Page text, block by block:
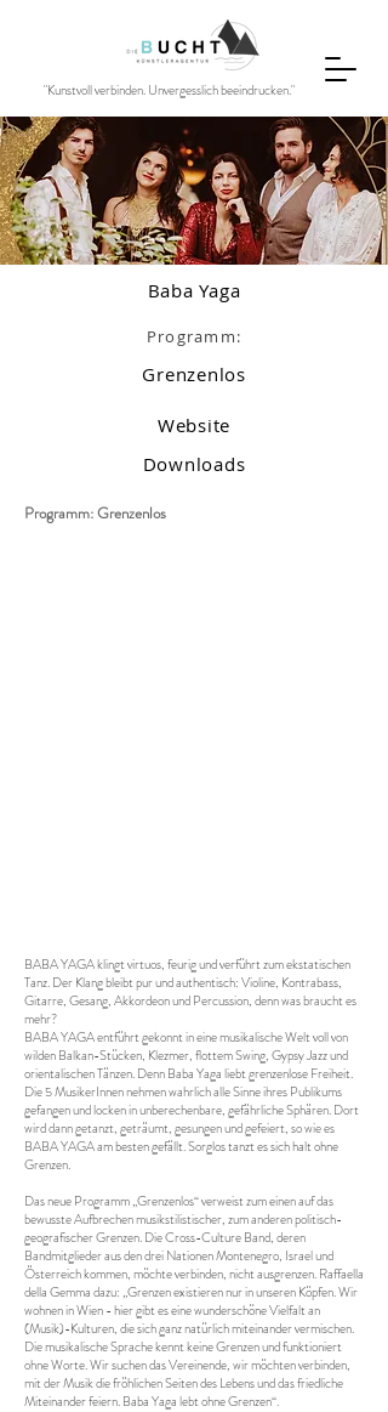
"Kunstvoll verbinden. Unvergesslich beeindrucken."
Baba Yaga
Programm:
Grenzenlos
Website
Downloads
Programm: Grenzenlos
BABA YAGA klingt virtuos, feurig und verführt zum ekstatischen
Tanz. Der Klang bleibt pur und authentisch: Violine, Kontrabass,
Gitarre, Gesang, Akkordeon und Percussion, denn was braucht es
mehr?
BABA YAGA entführt gekonnt in eine musikalische Welt voll von
wilden Balkan-Stücken, Klezmer, flottem Swing, Gypsy Jazz und
orientalischen Tänzen. Denn Baba Yaga liebt grenzenlose Freiheit.
Die 5 MusikerInnen nehmen wahrlich alle Sinne ihres Publikums
gefangen und locken in unberechenbare, gefährliche Sphären. Dort
wird dann getanzt, geträumt, gesungen und gefeiert, so wie es
BABA YAGA am besten gefällt. Sorglos tanzt es sich halt ohne
Grenzen.
Das neue Programm „Grenzenlos“ verweist zum einen auf das
bewusste Aufbrechen musikstilistischer, zum anderen politisch-
geografischer Grenzen. Die Cross-Culture Band, deren
Bandmitglieder aus den drei Nationen Montenegro, Israel und
Österreich kommen, möchte verbinden, nicht ausgrenzen. Raffaella
della Gemma dazu: „Grenzen existieren nur in unseren Köpfen. Wir
wohnen in Wien - hier gibt es eine wunderschöne Vielfalt an
(Musik)-Kulturen, die sich ganz natürlich miteinander vermischen.
Die musikalische Sprache kennt keine Grenzen und funktioniert
ohne Worte. Wir suchen das Vereinende, wir möchten verbinden,
mit der Musik die fröhlichen Seiten des Lebens und das friedliche
Miteinander feiern. Baba Yaga lebt ohne Grenzen“.